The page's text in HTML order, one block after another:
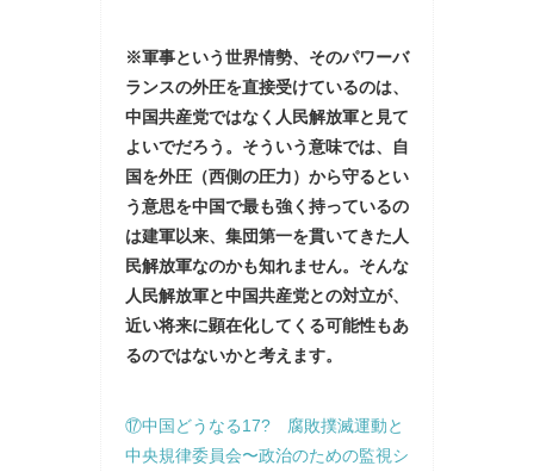
※軍事という世界情勢、そのパワーバ
ランスの外圧を直接受けているのは、
中国共産党ではなく人民解放軍と見て
よいでだろう。そういう意味では、自
国を外圧（西側の圧力）から守るとい
う意思を中国で最も強く持っているの
は建軍以来、集団第一を貫いてきた人
民解放軍なのかも知れません。そんな
人民解放軍と中国共産党との対立が、
近い将来に顕在化してくる可能性もあ
るのではないかと考えます。
⑰中国どうなる17? 腐敗撲滅運動と
中央規律委員会〜政治のための監視シ